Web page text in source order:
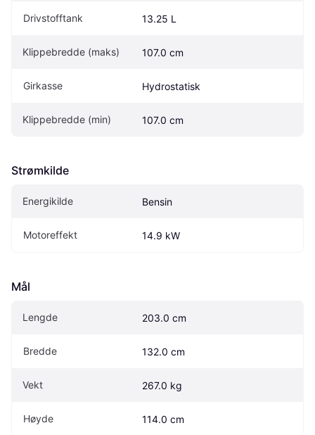
Drivstofftank 13.25 L
Klippebredde (maks) 107.0 cm
Girkasse Hydrostatisk
Klippebredde (min) 107.0 cm
Strømkilde
Energikilde Bensin
Motoreffekt 14.9 kW
Mål
Lengde 203.0 cm
Bredde 132.0 cm
Vekt 267.0 kg
Høyde 114.0 cm